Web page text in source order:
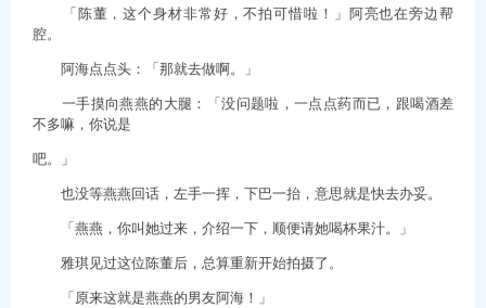
「陈董，这个身材非常好，不拍可惜啦！」阿亮也在旁边帮
腔。
阿海点点头：「那就去做啊。」
一手摸向燕燕的大腿：「没问题啦，一点点药而已，跟喝酒差
不多嘛，你说是
吧。」
也没等燕燕回话，左手一挥，下巴一抬，意思就是快去办妥。
「燕燕，你叫她过来，介绍一下，顺便请她喝杯果汁。」
雅琪见过这位陈董后，总算重新开始拍摄了。
「原来这就是燕燕的男友阿海！」